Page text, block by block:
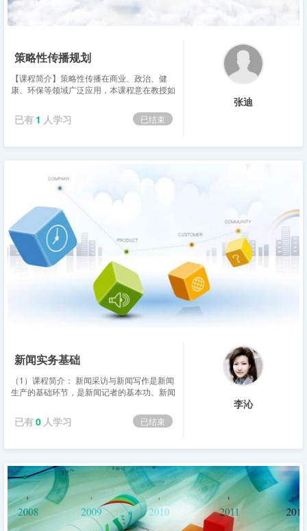
策略性传播规划
【课程简介】策略性传播在商业、政治、健
康、环保等领域广泛应用，本课程意在教授如
的特点。具体内容包括策略性传播的理念、伦
理，策略性传播的策划过程，新产品推广、政
已结束
已有 1 人学习
张迪
新闻实务基础
（1）课程简介： 新闻采访与新闻写作是新闻
生产的基础环节，是新闻记者的基本功。新闻
的核心课程。它是讲授新闻记者新闻采访与写
作的基本知识、训练学生掌握...
已结束
已有0 人学习
李沁